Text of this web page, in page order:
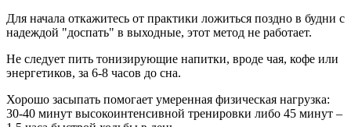
Для начала откажитесь от практики ложиться поздно в будни с
надеждой "доспать" в выходные, этот метод не работает.
Не следует пить тонизирующие напитки, вроде чая, кофе или
энергетиков, за 6-8 часов до сна.
Хорошо засыпать помогает умеренная физическая нагрузка:
30-40 минут высокоинтенсивной тренировки либо 45 минут –